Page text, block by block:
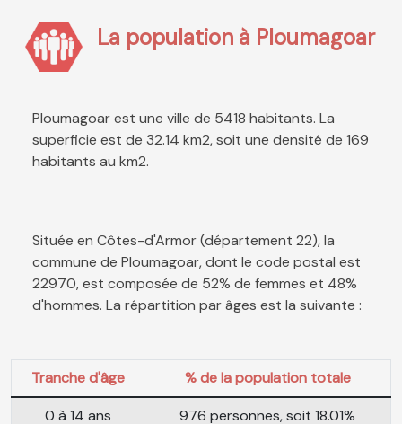
La population à Ploumagoar
Ploumagoar est une ville de 5418 habitants. La
superficie est de 32.14 km2, soit une densité de 169
habitants au km2.
Située en Côtes-d'Armor (département 22), la
commune de Ploumagoar, dont le code postal est
22970, est composée de 52% de femmes et 48%
d'hommes. La répartition par âges est la suivante :
Tranche d'âge
% de la population totale
0 à 14 ans
976 personnes, soit 18.01%